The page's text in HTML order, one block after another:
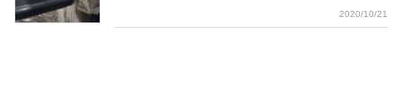
2020/10/21